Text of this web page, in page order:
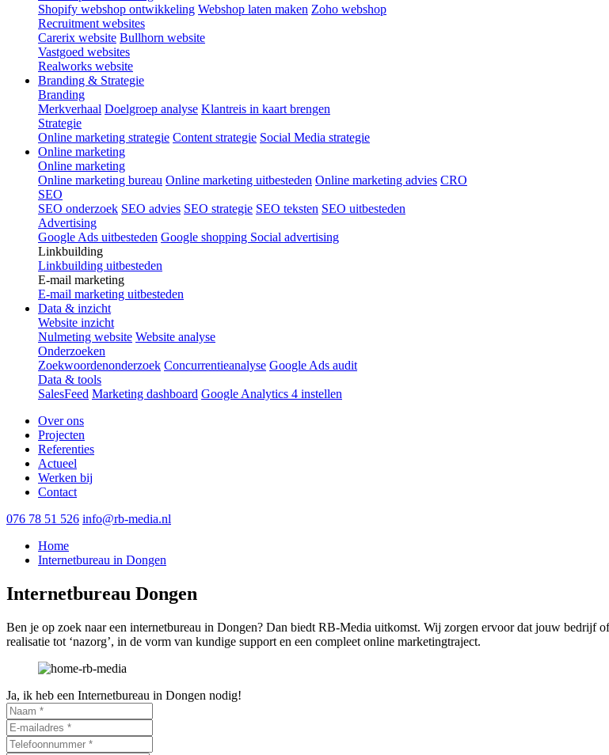
Shopify webshop ontwikkeling Webshop laten maken Zoho webshop
Recruitment websites
Carerix website Bullhorn website
Vastgoed websites
Realworks website
Branding & Strategie
Branding
Merkverhaal Doelgroep analyse Klantreis in kaart brengen
Strategie
Online marketing strategie Content strategie Social Media strategie
Online marketing
Online marketing
Online marketing bureau Online marketing uitbesteden Online marketing advies CRO
SEO
SEO onderzoek SEO advies SEO strategie SEO teksten SEO uitbesteden
Advertising
Google Ads uitbesteden Google shopping Social advertising
Linkbuilding
Linkbuilding uitbesteden
E-mail marketing
E-mail marketing uitbesteden
Data & inzicht
Website inzicht
Nulmeting website Website analyse
Onderzoeken
Zoekwoordenonderzoek Concurrentieanalyse Google Ads audit
Data & tools
SalesFeed Marketing dashboard Google Analytics 4 instellen
Over ons
Projecten
Referenties
Actueel
Werken bij
Contact
076 78 51 526 info@rb-media.nl
Home
Internetbureau in Dongen
Internetbureau Dongen
Ben je op zoek naar een internetbureau in Dongen? Dan biedt RB-Media uitkomst. Wij zorgen ervoor dat jouw bedrijf
realisatie tot ‘nazorg’, in de vorm van kundige support en een compleet online marketingtraject.
Ja, ik heb een Internetbureau in Dongen nodig!